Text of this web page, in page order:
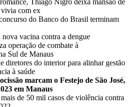
Thiago Nigro deixa mansão de
com ex
do Banco do Brasil terminam
vacina contra a dengue
operação de combate à
Sul de Manaus
diretores do interior para alinhar gestão
à saúde
marcam o Festejo de São José,
em Manaus
de 50 mil casos de violência contra